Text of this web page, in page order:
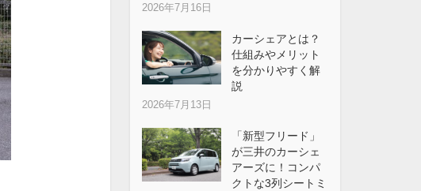
2026年7月16日
カーシェアとは？
仕組みやメリット
を分かりやすく解
説
2026年7月13日
「新型フリード」
が三井のカーシェ
アーズに！コンパ
クトな3列シートミ